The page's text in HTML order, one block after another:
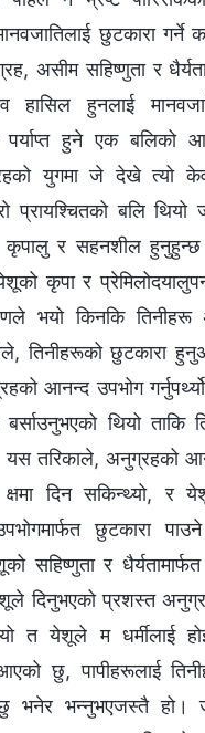
छुटकारा गर्ने
असीम सहिष्णुता र
हासिल हुनलाई
पर्याप्त हुने एक बलिको
युगमा जे देखे त्यो
प्रायश्‍चितको बलि
कृपालु र सहनशील हुनुहुन्छ
कृपा र
भयो किनकि तिनीहरू
तिनीहरूको छुटकारा
आनन्‍द उपभोग
थियो ताकि
तरिकाले, अनुग्रहको
क्षमा दिन सकिन्थ्यो, र
छुटकारा
सहिष्णुता र
येशूले दिनुभएको प्रशस्त
त येशूले म धर्मीलाई
छु, पापीहरूलाई
भनेर भन्‍नुभएजस्तै हो।